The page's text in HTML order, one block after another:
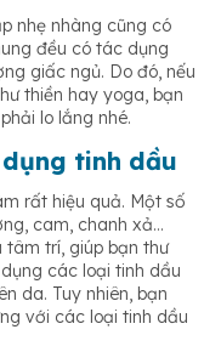
nhẹ nhàng cũng có
đều có tác dụng
giấc ngủ. Do đó, nếu
thiền hay yoga, bạn
lo lắng nhé.
tinh dầu
rất hiệu quả. Một số
cam, chanh xả…
trí, giúp bạn thư
các loại tinh dầu
da. Tuy nhiên, bạn
với các loại tinh dầu